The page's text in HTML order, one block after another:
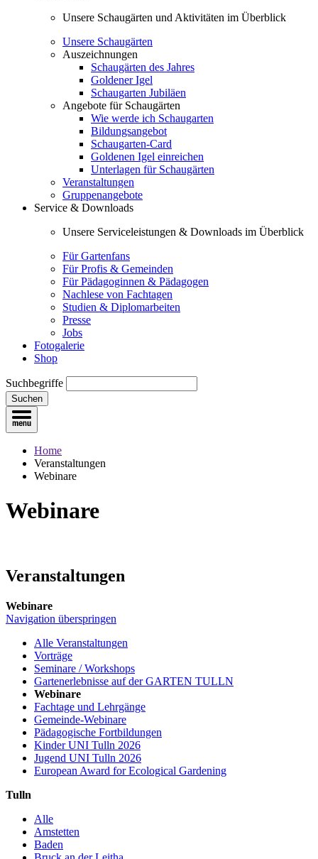
Unsere Schaugärten und Aktivitäten im Überblick
Unsere Schaugärten
Auszeichnungen
Schaugärten des Jahres
Goldener Igel
Schaugarten Jubiläen
Angebote für Schaugärten
Wie werde ich Schaugarten
Bildungsangebot
Schaugarten-Card
Goldenen Igel einreichen
Unterlagen für Schaugärten
Veranstaltungen
Gruppenangebote
Service & Downloads
Unsere Serviceleistungen & Downloads im Überblick
Für Gartenfans
Für Profis & Gemeinden
Für Pädagoginnen & Pädagogen
Nachlese von Fachtagen
Studien & Diplomarbeiten
Presse
Jobs
Fotogalerie
Shop
Suchbegriffe
Suchen
Home
Veranstaltungen
Webinare
Webinare
Veranstaltungen
Webinare
Navigation überspringen
Alle Veranstaltungen
Vorträge
Seminare / Workshops
Gartenerlebnisse auf der GARTEN TULLN
Webinare
Fachtage und Lehrgänge
Gemeinde-Webinare
Pädagogische Fortbildungen
Kinder UNI Tulln 2026
Jugend UNI Tulln 2026
European Award for Ecological Gardening
Tulln
Alle
Amstetten
Baden